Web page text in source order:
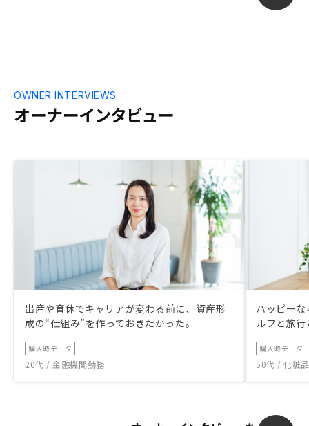
オーナーインタビュー
OWNER INTERVIEWS
出産や育休でキャリアが変わる前に、資産形
成の“仕組み”を作っておきたかった。
購入時データ
20代 / 金融機関勤務
ハッピー
ルフと旅
購入時データ
50代 / 化粧